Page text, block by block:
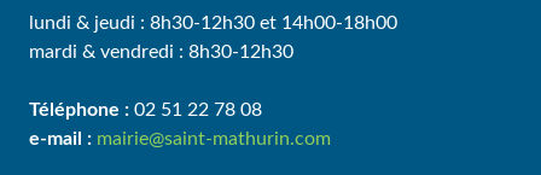
lundi & jeudi : 8h30-12h30 et 14h00-18h00
mardi & vendredi : 8h30-12h30
Téléphone : 02 51 22 78 08
e-mail : mairie@saint-mathurin.com